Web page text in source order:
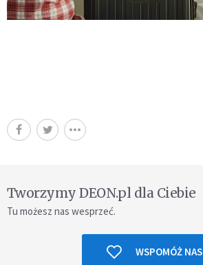
Tworzymy DEON.pl dla Ciebie
Tu możesz nas wesprzeć.
WSPOMÓŻ NAS